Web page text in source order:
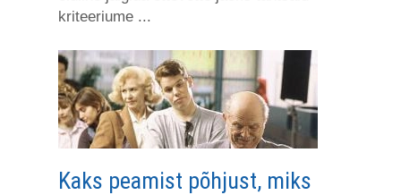
kriteeriume ...
Kaks peamist põhjust, miks